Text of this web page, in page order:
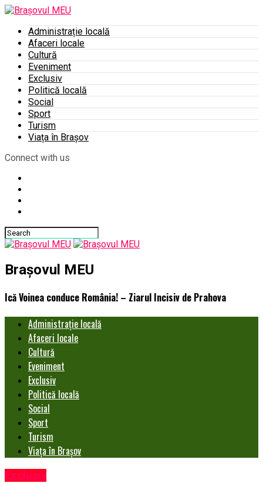
Administrație locală
Afaceri locale
Cultură
Eveniment
Exclusiv
Politică locală
Social
Sport
Turism
Viața în Brașov
Connect with us
Brașovul MEU
Ică Voinea conduce România! – Ziarul Incisiv de Prahova
Administrație locală
Afaceri locale
Cultură
Eveniment
Exclusiv
Politică locală
Social
Sport
Turism
Viața în Brașov
Exclusiv